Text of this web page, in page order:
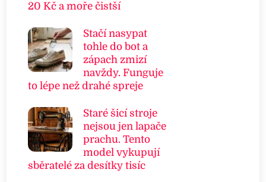
20 Kč a moře čistší
Stačí nasypat
tohle do bot a
zápach zmizí
navždy. Funguje
to lépe než drahé spreje
Staré šicí stroje
nejsou jen lapače
prachu. Tento
model vykupují
sběratelé za desítky tisíc